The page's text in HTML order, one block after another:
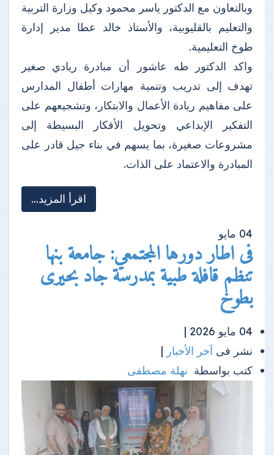
وبالتعاون مع الدكتور ياسر محمود وكيل وزارة التربية
والتعليم بالقليوبية، والأستاذ خالد عطا مدير إدارة
طوخ التعليمية.
واكد الدكتور طه عاشور أن مبادرة ريادي صغير
تهدف إلى تدريب وتنمية مهارات أطفال المدارس
على مفاهيم ريادة الأعمال والابتكار، وتشجيعهم على
التفكير الإبداعي وتحويل الأفكار البسيطة إلى
مشروعات صغيرة، بما يسهم في بناء جيل قادر على
المبادرة والاعتماد على الذات.
اقرأ المزيد...
04 مايو
فى اطار دورها المجتمعي: جامعة بنها
تنظم قافلة طبية بمدرسة جاد بحيرى
بطوخ
04 مايو 2026 |
نشر فى آخر الأخبار |
كتب بواسطة نهلة مصطفى